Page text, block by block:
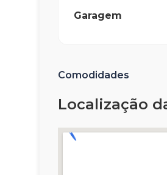
Garagem
Comodidades